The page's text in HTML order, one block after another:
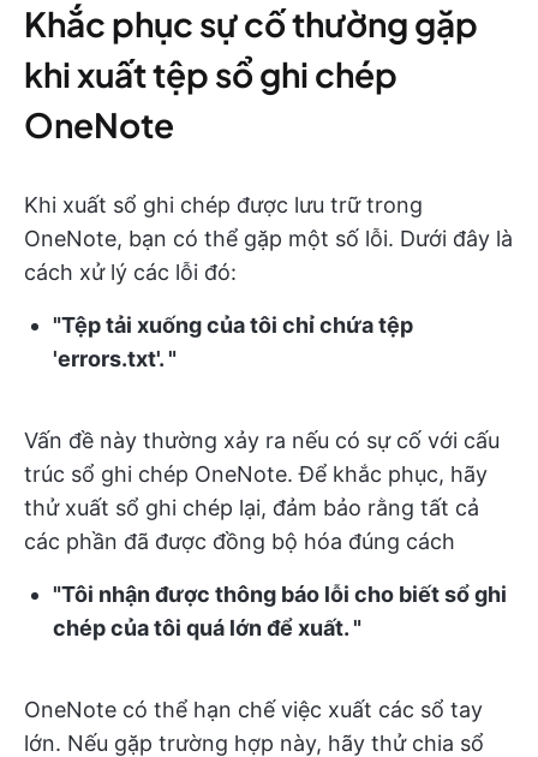
Khắc phục sự cố thường gặp
khi xuất tệp sổ ghi chép
OneNote
Khi xuất sổ ghi chép được lưu trữ trong
OneNote, bạn có thể gặp một số lỗi. Dưới đây là
cách xử lý các lỗi đó:
"Tệp tải xuống của tôi chỉ chứa tệp
'errors.txt'. "
Vấn đề này thường xảy ra nếu có sự cố với cấu
trúc sổ ghi chép OneNote. Để khắc phục, hãy
thử xuất sổ ghi chép lại, đảm bảo rằng tất cả
các phần đã được đồng bộ hóa đúng cách
"Tôi nhận được thông báo lỗi cho biết sổ ghi
chép của tôi quá lớn để xuất. "
OneNote có thể hạn chế việc xuất các sổ tay
lớn. Nếu gặp trường hợp này, hãy thử chia sổ